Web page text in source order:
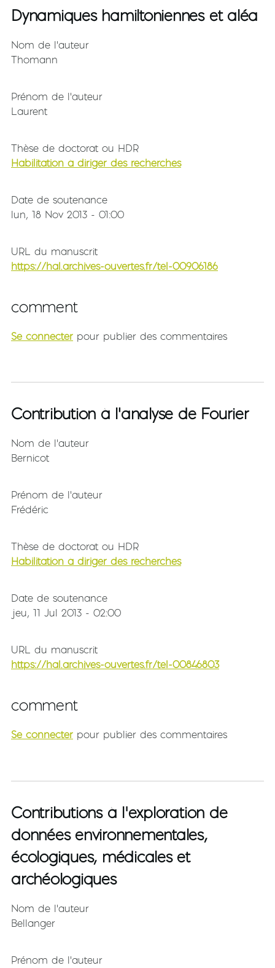
Dynamiques hamiltoniennes et aléa
Nom de l'auteur
Thomann
Prénom de l'auteur
Laurent
Thèse de doctorat ou HDR
Habilitation à diriger des recherches
Date de soutenance
lun, 18 Nov 2013 - 01:00
URL du manuscrit
https://hal.archives-ouvertes.fr/tel-00906186
comment
Se connecter pour publier des commentaires
Contribution à l'analyse de Fourier
Nom de l'auteur
Bernicot
Prénom de l'auteur
Frédéric
Thèse de doctorat ou HDR
Habilitation à diriger des recherches
Date de soutenance
jeu, 11 Jul 2013 - 02:00
URL du manuscrit
https://hal.archives-ouvertes.fr/tel-00846803
comment
Se connecter pour publier des commentaires
Contributions à l’exploration de
données environnementales,
écologiques, médicales et
archéologiques
Nom de l'auteur
Bellanger
Prénom de l'auteur